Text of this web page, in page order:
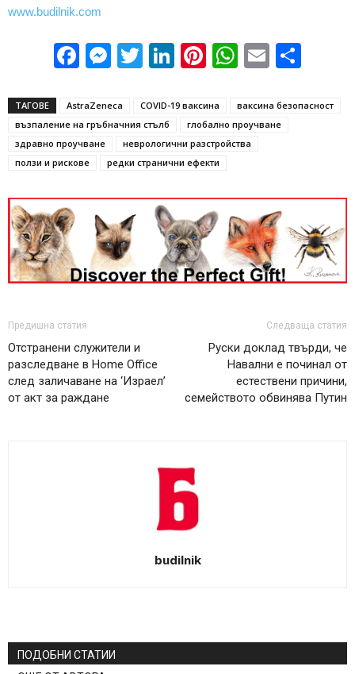
www.budilnik.com
Facebook
Messenger
Twitter
LinkedIn
Pinterest
WhatsApp
Email
ТАГОВЕ AstraZeneca COVID-19 ваксина
ваксина безопасност
възпаление на гръбначния стълб
глобално проучване
здравно проучване
неврологични разстройства
ползи и рискове
редки странични ефекти
Предишна статия
Отстранени служители и
разследване в Home Office
след заличаване на ‘Израел’
от акт за раждане
Следваща статия
Руски доклад твърди, че
Навални е починал от
естествени причини,
семейството обвинява Путин
budilnik
ПОДОБНИ СТАТИИ